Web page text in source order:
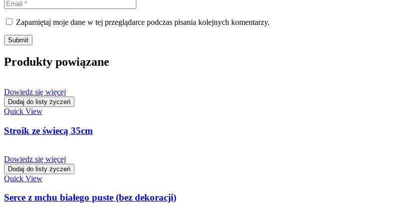
Zapamiętaj moje dane w tej przeglądarce podczas pisania kolejnych komentarzy.
Produkty powiązane
Dowiedz się więcej
Dodaj do listy życzeń
Quick View
Stroik ze świecą 35cm
Dowiedz się więcej
Dodaj do listy życzeń
Quick View
Serce z mchu białego puste (bez dekoracji)